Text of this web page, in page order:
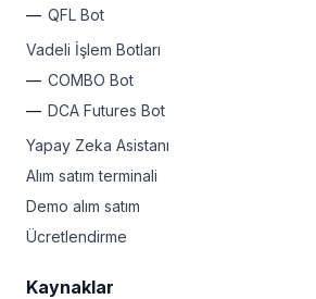
QFL Bot
Vadeli İşlem Botları
COMBO Bot
DCA Futures Bot
Yapay Zeka Asistanı
Alım satım terminali
Demo alım satım
Ücretlendirme
Kaynaklar